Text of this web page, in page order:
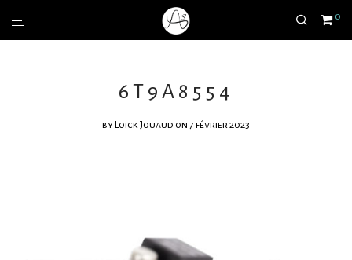
0
6T9A8554
by Loick Jouaud on 7 février 2023